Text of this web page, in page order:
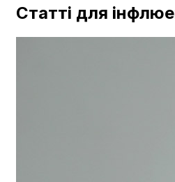
Статті для